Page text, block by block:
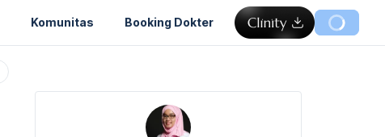
Komunitas Booking Dokter